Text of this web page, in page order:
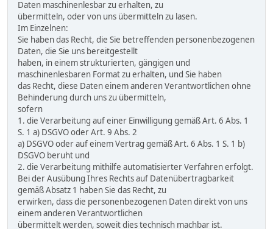
Daten maschinenlesbar zu erhalten, zu
übermitteln, oder von uns übermitteln zu lasen.
Im Einzelnen:
Sie haben das Recht, die Sie betreffenden personenbezogenen
Daten, die Sie uns bereitgestellt
haben, in einem strukturierten, gängigen und
maschinenlesbaren Format zu erhalten, und Sie haben
das Recht, diese Daten einem anderen Verantwortlichen ohne
Behinderung durch uns zu übermitteln,
sofern
1. die Verarbeitung auf einer Einwilligung gemäß Art. 6 Abs. 1
S. 1 a) DSGVO oder Art. 9 Abs. 2
a) DSGVO oder auf einem Vertrag gemäß Art. 6 Abs. 1 S. 1 b)
DSGVO beruht und
2. die Verarbeitung mithilfe automatisierter Verfahren erfolgt.
Bei der Ausübung Ihres Rechts auf Datenübertragbarkeit
gemäß Absatz 1 haben Sie das Recht, zu
erwirken, dass die personenbezogenen Daten direkt von uns
einem anderen Verantwortlichen
übermittelt werden, soweit dies technisch machbar ist.